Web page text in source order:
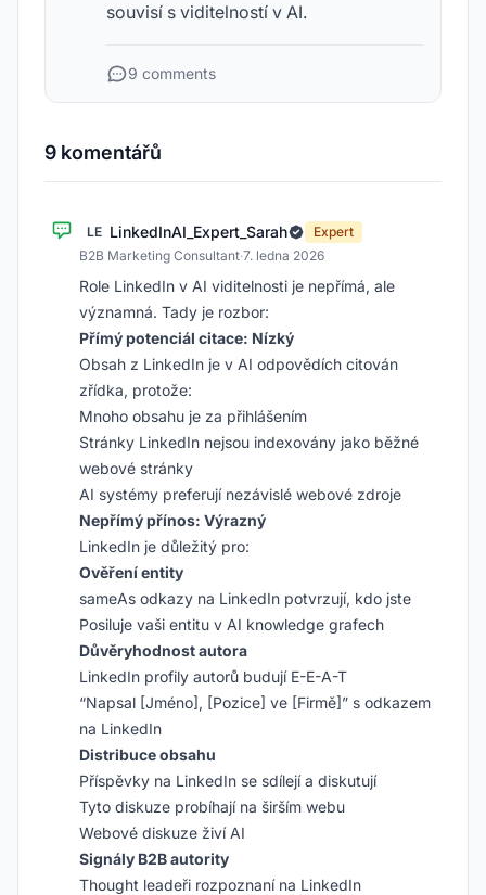
souvisí s viditelností v AI.
9 comments
9 komentářů
LE LinkedInAI_Expert_Sarah
Expert
B2B Marketing Consultant·7. ledna 2026
Role LinkedIn v AI viditelnosti je nepřímá, ale
významná. Tady je rozbor:
Přímý potenciál citace: Nízký
Obsah z LinkedIn je v AI odpovědích citován
zřídka, protože:
Mnoho obsahu je za přihlášením
Stránky LinkedIn nejsou indexovány jako běžné
webové stránky
AI systémy preferují nezávislé webové zdroje
Nepřímý přínos: Výrazný
LinkedIn je důležitý pro:
Ověření entity
sameAs odkazy na LinkedIn potvrzují, kdo jste
Posiluje vaši entitu v AI knowledge grafech
Důvěryhodnost autora
LinkedIn profily autorů budují E-E-A-T
“Napsal [Jméno], [Pozice] ve [Firmě]” s odkazem
na LinkedIn
Distribuce obsahu
Příspěvky na LinkedIn se sdílejí a diskutují
Tyto diskuze probíhají na širším webu
Webové diskuze živí AI
Signály B2B autority
Thought leadeři rozpoznaní na LinkedIn